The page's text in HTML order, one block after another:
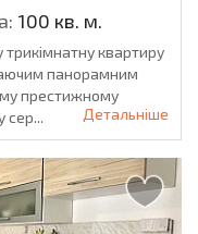
100 кв. м.
квартиру
панорамним
престижному
сер...
Детальніше